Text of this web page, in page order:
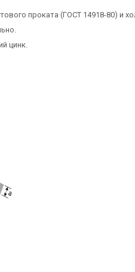
проката (ГОСТ 14918-80) и
цинк.